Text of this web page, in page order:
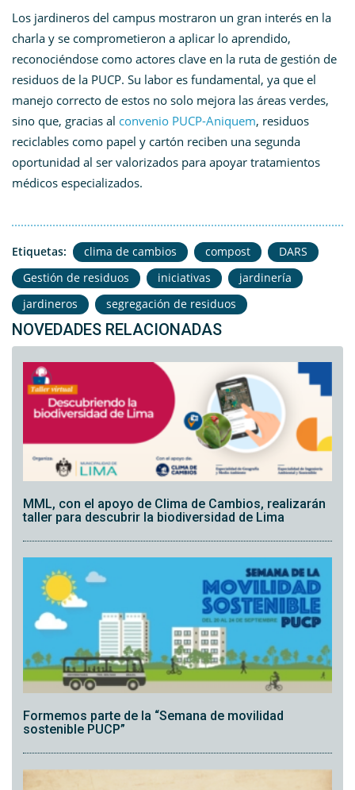
Los jardineros del campus mostraron un gran interés en la
charla y se comprometieron a aplicar lo aprendido,
reconociéndose como actores clave en la ruta de gestión de
residuos de la PUCP. Su labor es fundamental, ya que el
manejo correcto de estos no solo mejora las áreas verdes,
sino que, gracias al convenio PUCP-Aniquem, residuos
reciclables como papel y cartón reciben una segunda
oportunidad al ser valorizados para apoyar tratamientos
médicos especializados.
Etiquetas: clima de cambios compost
DARS
Gestión de residuos
iniciativas
jardinería
jardineros
segregación de residuos
NOVEDADES RELACIONADAS
MML, con el apoyo de Clima de Cambios, realizarán
taller para descubrir la biodiversidad de Lima
Formemos parte de la “Semana de movilidad
sostenible PUCP”